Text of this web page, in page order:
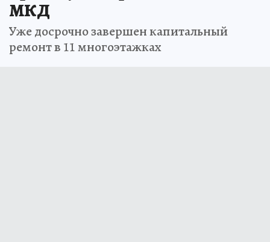
МКД
Уже досрочно завершен капитальный
ремонт в 11 многоэтажках